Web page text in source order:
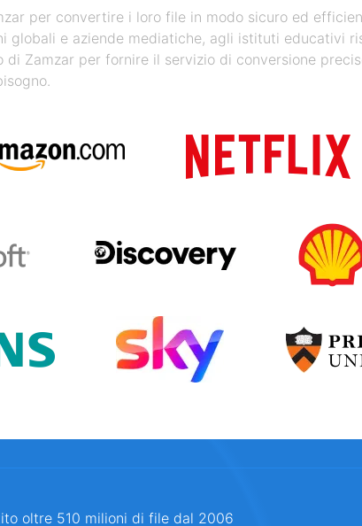
per convertire i loro file in modo sicuro ed
globali e aziende mediatiche, agli istituti educativi
Zamzar per fornire il servizio di conversione
oltre 510 milioni di file dal 2006